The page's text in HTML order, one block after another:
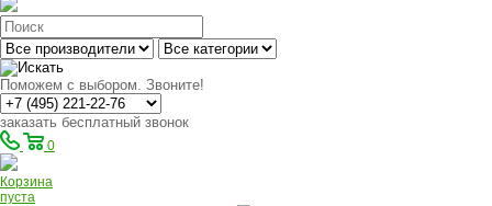
Поможем с выбором. Звоните!
заказать бесплатный звонок
0
Корзина
пуста